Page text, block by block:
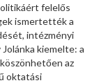
felelős
ismertették a
intézményi
kiemelte: a
az
oktatási